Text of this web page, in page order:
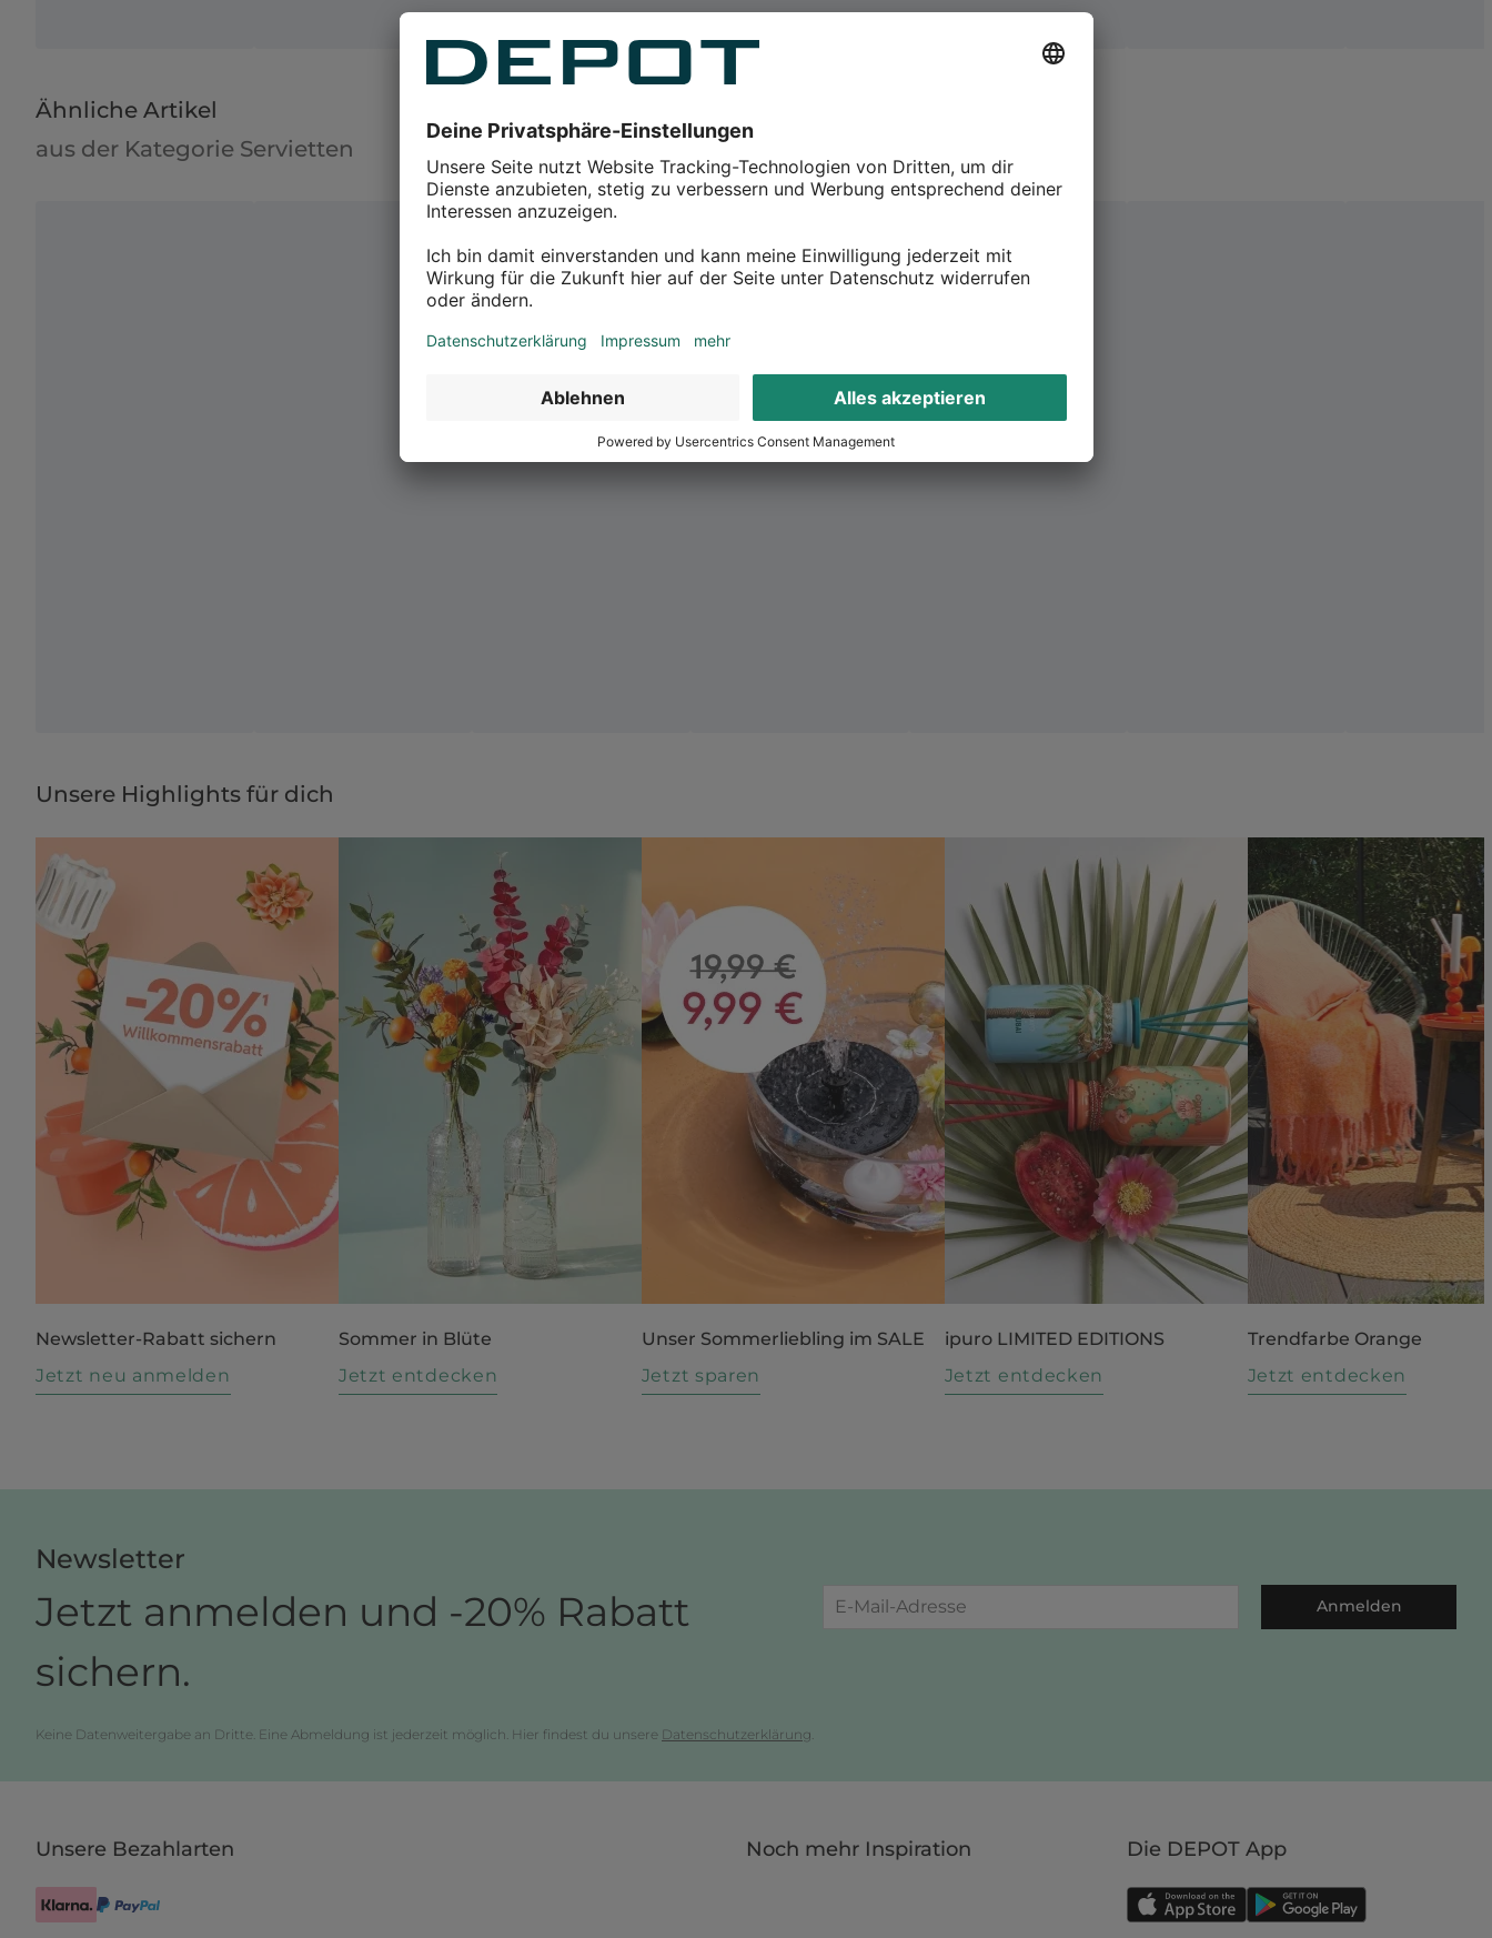
Ähnliche Artikel
aus der Kategorie Servietten
Unsere Highlights für dich
Newsletter-Rabatt sichern
Jetzt neu anmelden
Sommer in Blüte
Jetzt entdecken
Unser Sommerliebling im SALE
Jetzt sparen
ipuro LIMITED EDITIONS
Jetzt entdecken
Trendfarbe Orange
Jetzt entdecken
Newsletter
Jetzt anmelden und -20% Rabatt
sichern.
Anmelden
Keine Datenweitergabe an Dritte. Eine Abmeldung ist jederzeit möglich. Hier findest du unsere Datenschutzerklärung.
Unsere Bezahlarten Noch mehr Inspiration Die DEPOT App